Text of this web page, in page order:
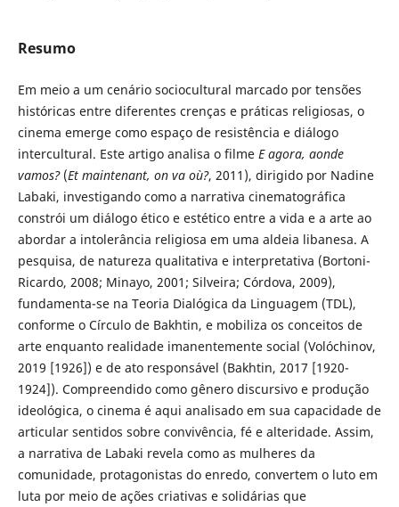
Resumo
Em meio a um cenário sociocultural marcado por tensões
históricas entre diferentes crenças e práticas religiosas, o
cinema emerge como espaço de resistência e diálogo
intercultural. Este artigo analisa o filme E agora, aonde
vamos?(Et maintenant, on va où?, 2011), dirigido por Nadine
Labaki, investigando como a narrativa cinematográfica
constrói um diálogo ético e estético entre a vida e a arte ao
abordar a intolerância religiosa em uma aldeia libanesa. A
pesquisa, de natureza qualitativa e interpretativa (Bortoni-
Ricardo, 2008; Minayo, 2001; Silveira; Córdova, 2009),
fundamenta-se na Teoria Dialógica da Linguagem (TDL),
conforme o Círculo de Bakhtin, e mobiliza os conceitos de
arte enquanto realidade imanentemente social (Volóchinov,
2019 [1926]) e de ato responsável (Bakhtin, 2017 [1920-
1924]). Compreendido como gênero discursivo e produção
ideológica, o cinema é aqui analisado em sua capacidade de
articular sentidos sobre convivência, fé e alteridade. Assim,
a narrativa de Labaki revela como as mulheres da
comunidade, protagonistas do enredo, convertem o luto em
luta por meio de ações criativas e solidárias que